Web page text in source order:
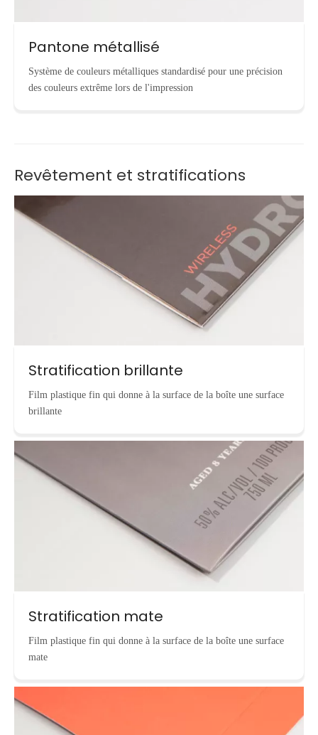
Pantone métallisé
Système de couleurs métalliques standardisé pour une précision
des couleurs extrême lors de l'impression
Revêtement et stratifications
Stratification brillante
Film plastique fin qui donne à la surface de la boîte une surface
brillante
Stratification mate
Film plastique fin qui donne à la surface de la boîte une surface
mate